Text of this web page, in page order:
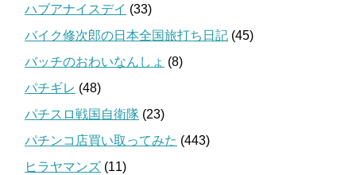
ハブアナイスデイ (33)
バイク修次郎の日本全国旅打ち日記 (45)
バッチのおわいなんしょ (8)
パチギレ (48)
パチスロ戦国自衛隊 (23)
パチンコ店買い取ってみた (443)
ヒラヤマンズ (11)